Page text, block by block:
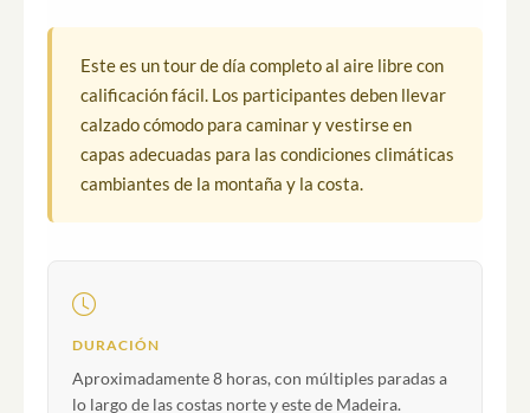
Este es un tour de día completo al aire libre con
calificación fácil. Los participantes deben llevar
calzado cómodo para caminar y vestirse en
capas adecuadas para las condiciones climáticas
cambiantes de la montaña y la costa.
DURACIÓN
Aproximadamente 8 horas, con múltiples paradas a
lo largo de las costas norte y este de Madeira.